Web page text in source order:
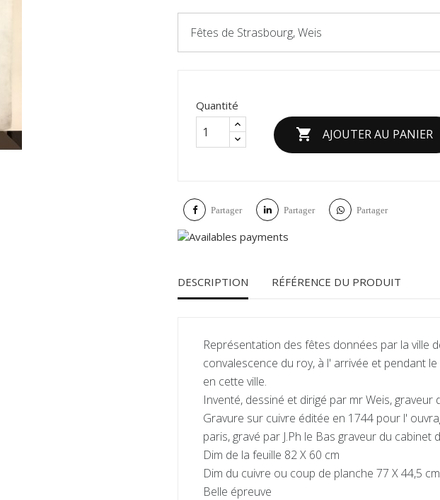
Fêtes de Strasbourg, Weis
Quantité
 AJOUTER AU PANIER
Partager Partager Partager
DESCRIPTION RÉFÉRENCE DU PRODUIT
Représentation des fêtes données par la ville
convalescence du roy, à l' arrivée et pendant
en cette ville.
Inventé, dessiné et dirigé par mr Weis, graveur
Gravure sur cuivre éditée en 1744 pour l'
paris, gravé par J.Ph le Bas graveur du cabinet
Dim de la feuille 82 X 60 cm
Dim du cuivre ou coup de planche 77 X 44,5 cm
Belle épreuve